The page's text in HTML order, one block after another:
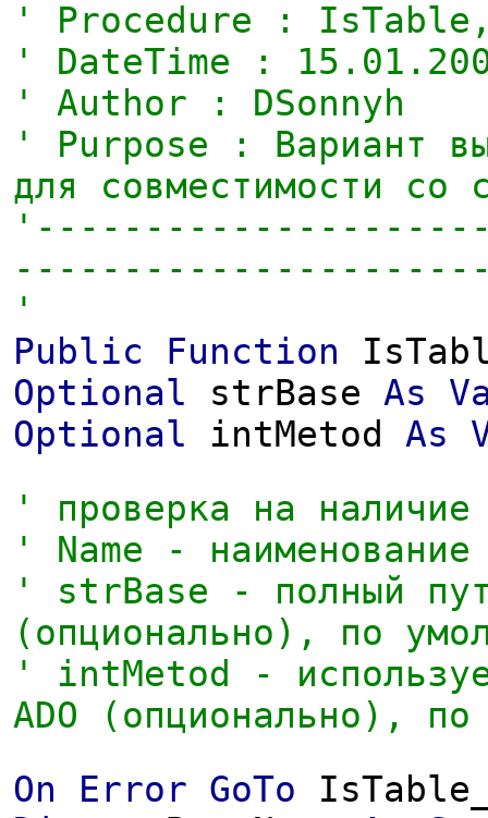
' Procedure :
' DateTime :
' Author : DSonnyh
' Purpose : Вариант
для совместимости со
'
Public
Function
Optional strBase As
Optional intMetod As
' проверка на наличие
' Name - наименование
' strBase - полный
(опционально), по
' intMetod -
ADO (опционально), по
On
Error GoTo